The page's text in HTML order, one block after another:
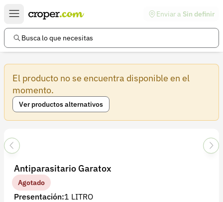
Enviar a Sin definir
Busca lo que necesitas
El producto no se encuentra disponible en el
momento.
Ver productos alternativos
Antiparasitario Garatox
Agotado
Presentación:1 LITRO
Enlaces de interés
Preguntas frecuentes
Ayuda
Información legal
Términos y condiciones
Política de privacidad
Cuenta
Iniciar sesión